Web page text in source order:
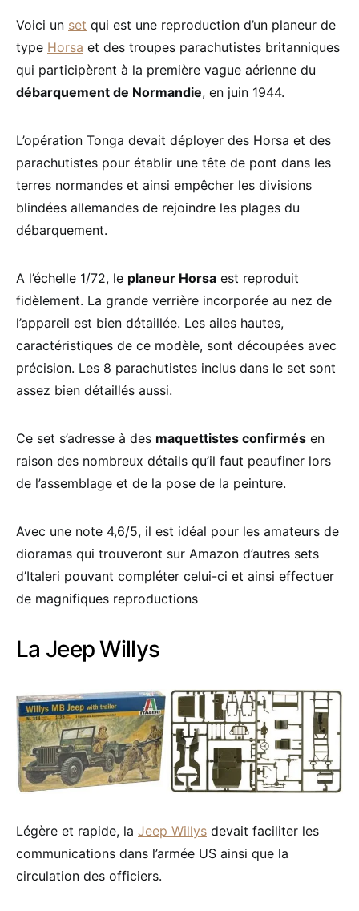
Voici un set qui est une reproduction d’un planeur de
type Horsa et des troupes parachutistes britanniques
qui participèrent à la première vague aérienne du
débarquement de Normandie, en juin 1944.
L’opération Tonga devait déployer des Horsa et des
parachutistes pour établir une tête de pont dans les
terres normandes et ainsi empêcher les divisions
blindées allemandes de rejoindre les plages du
débarquement.
A l’échelle 1/72, le planeur Horsa est reproduit
fidèlement. La grande verrière incorporée au nez de
l’appareil est bien détaillée. Les ailes hautes,
caractéristiques de ce modèle, sont découpées avec
précision. Les 8 parachutistes inclus dans le set sont
assez bien détaillés aussi.
Ce set s’adresse à des maquettistes confirmés en
raison des nombreux détails qu’il faut peaufiner lors
de l’assemblage et de la pose de la peinture.
Avec une note 4,6/5, il est idéal pour les amateurs de
dioramas qui trouveront sur Amazon d’autres sets
d’Italeri pouvant compléter celui-ci et ainsi effectuer
de magnifiques reproductions
La Jeep Willys
Légère et rapide, la Jeep Willys devait faciliter les
communications dans l’armée US ainsi que la
circulation des officiers.